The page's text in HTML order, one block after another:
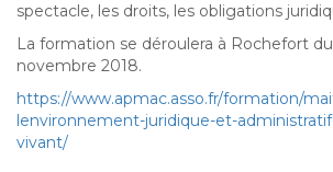
spectacle, les droits, les obligations
La formation se déroulera à Rochefort du
novembre 2018.
https://www.apmac.asso.fr/formation/
lenvironnement-juridique-et-
vivant/